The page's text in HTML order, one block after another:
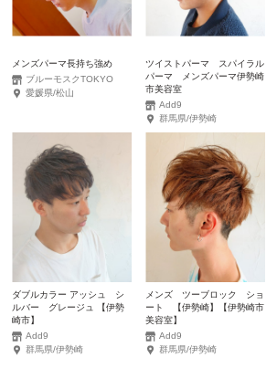
メンズパーマ長持ち強め
ブルーモスクTOKYO
愛媛県/松山
ツイストパーマ スパイラル
パーマ メンズパーマ伊勢崎
市美容室
Add9
群馬県/伊勢崎
ダブルカラー アッシュ シ
ルバー グレージュ 【伊勢
崎市】
Add9
群馬県/伊勢崎
メンズ ツーブロック ショ
ート 【伊勢崎】【伊勢崎市
美容室】
Add9
群馬県/伊勢崎